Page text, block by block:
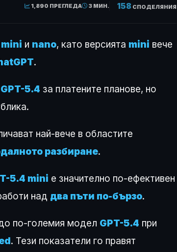
1,890 ПРЕГЛЕДА 3 МИН. 158 СПОДЕЛЯНИЯ
mini и nano, като версията mini вече
.
GPT-5.4 за платените планове, но
най-вече в областите
разбиране.
5.4 mini е значително по-ефективен
над два пъти по-бързо.
по-големия модел GPT-5.4 при
. Тези показатели го правят